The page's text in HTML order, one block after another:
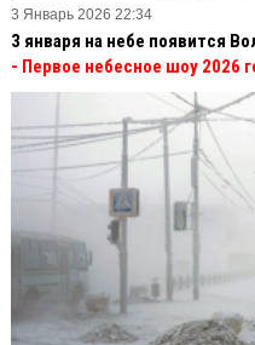
3 Январь 2026 22:34
3 января на небе появится
- Первое небесное шоу 2026